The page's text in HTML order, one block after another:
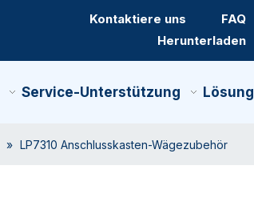
Kontaktiere uns
FAQ
Herunterladen
Service-Unterstützung Lösung
» LP7310 Anschlusskasten-Wägezubehör